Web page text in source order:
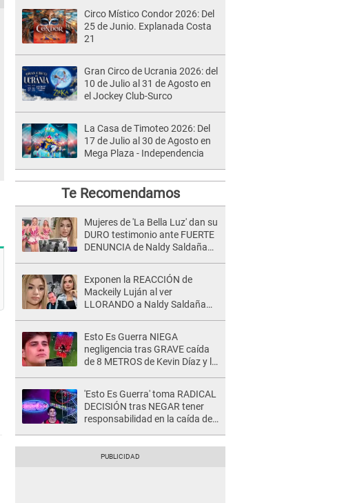
Circo Místico Condor 2026: Del
25 de Junio. Explanada Costa
21
Gran Circo de Ucrania 2026: del
10 de Julio al 31 de Agosto en
el Jockey Club-Surco
La Casa de Timoteo 2026: Del
17 de Julio al 30 de Agosto en
Mega Plaza - Independencia
Te Recomendamos
Mujeres de 'La Bella Luz' dan su
DURO testimonio ante FUERTE
DENUNCIA de Naldy Saldaña
acusación de apañamiento..."
Exponen la REACCIÓN de
Mackeily Luján al ver
LLORANDO a Naldy Saldaña
Esto Es Guerra NIEGA
negligencia tras GRAVE caída
de 8 METROS de Kevin Díaz y lo
'Esto Es Guerra' toma RADICAL
DECISIÓN tras NEGAR tener
responsabilidad en la caída de